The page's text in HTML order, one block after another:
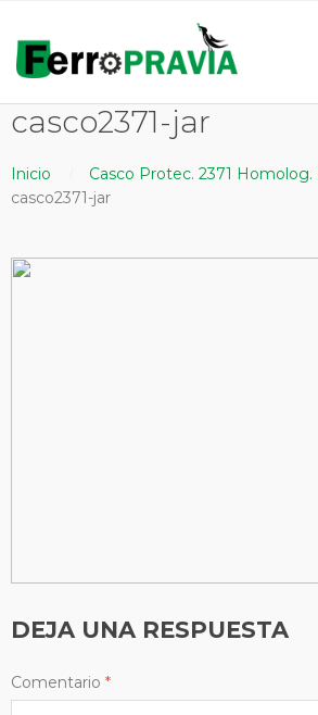
casco2371-jar
Inicio
Casco Protec. 2371 Homolog.
casco2371-jar
DEJA UNA RESPUESTA
Comentario *